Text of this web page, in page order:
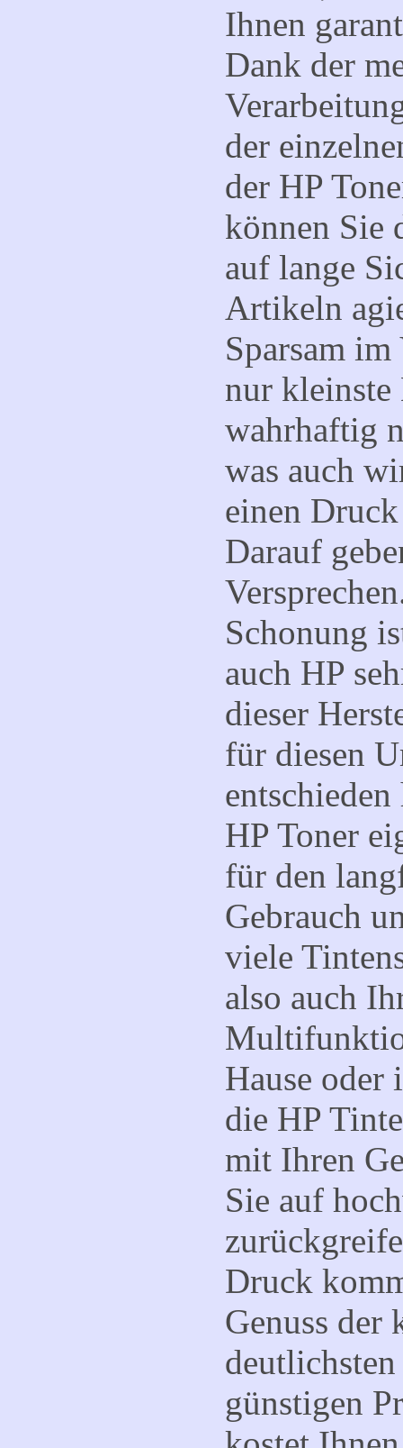
Ihnen
Dank der
der
der HP
können Sie
auf lange
Artikeln
Sparsam
nur kleinste
wahrhaftig
was auch
einen
Darauf
Schonung
auch HP
dieser
für diesen
HP Toner
für den
Gebrauch
viele
also auch
Hause oder
die HP
mit Ihren
Sie auf
Druck
Genuss der
günstigen